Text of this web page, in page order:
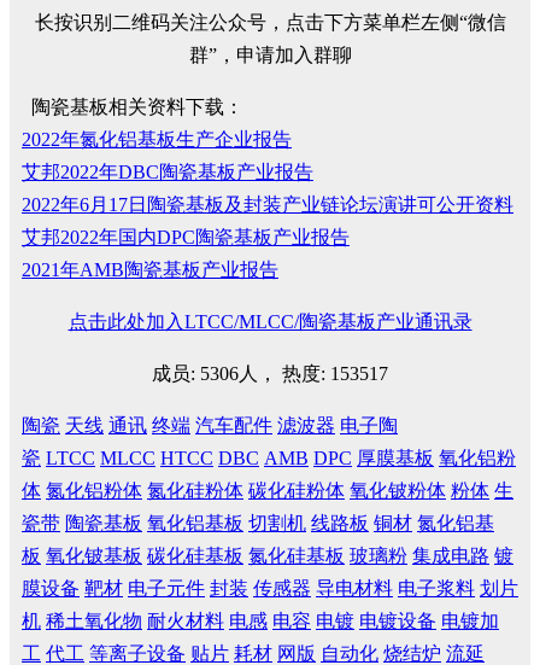
长按识别二维码关注公众号，点击下方菜单栏左侧“微信
群”，申请加入群聊
陶瓷基板相关资料下载：
2022年氮化铝基板生产企业报告
艾邦2022年DBC陶瓷基板产业报告
2022年6月17日陶瓷基板及封装产业链论坛演讲可公开资料
艾邦2022年国内DPC陶瓷基板产业报告
2021年AMB陶瓷基板产业报告
点击此处加入LTCC/MLCC/陶瓷基板产业通讯录
成员: 5306人， 热度: 153517
陶瓷 天线 通讯 终端 汽车配件 滤波器 电子陶
瓷 LTCC MLCC HTCC DBC AMB DPC 厚膜基板 氧化铝粉
体 氮化铝粉体 氮化硅粉体 碳化硅粉体 氧化铍粉体 粉体 生
瓷带 陶瓷基板 氧化铝基板 切割机 线路板 铜材 氮化铝基
板 氧化铍基板 碳化硅基板 氮化硅基板 玻璃粉 集成电路 镀
膜设备 靶材 电子元件 封装 传感器 导电材料 电子浆料 划片
机 稀土氧化物 耐火材料 电感 电容 电镀 电镀设备 电镀加
工 代工 等离子设备 贴片 耗材 网版 自动化 烧结炉 流延